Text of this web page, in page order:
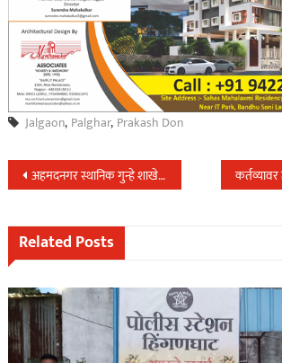
Jalgaon, Palghar, Prakash Don
Post
navigation
अहमदनगर स्थानिक गुन्हे शाखेने उधळला दरोड्याचा डाव,शस्त्रासह ११ आरोपी अटकेत,९ गुन्हे केले उघड….
Related Posts